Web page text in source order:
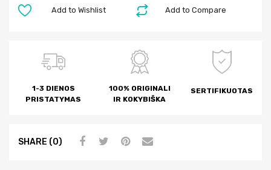
Add to Compare
Add to Wishlist
1-3 DIENOS
PRISTATYMAS
100% ORIGINALI
IR KOKYBIŠKA
SERTIFIKUOTAS
SHARE (0)